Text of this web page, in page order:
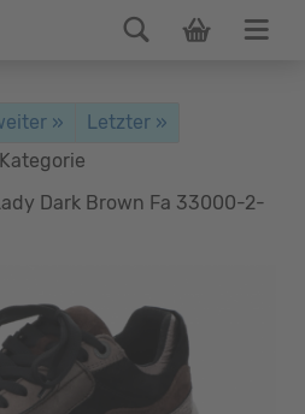
»
Letzter »
Dark Brown Fa 33000-2-